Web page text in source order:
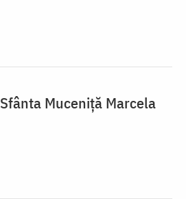
Sfânta Muceniță Marcela